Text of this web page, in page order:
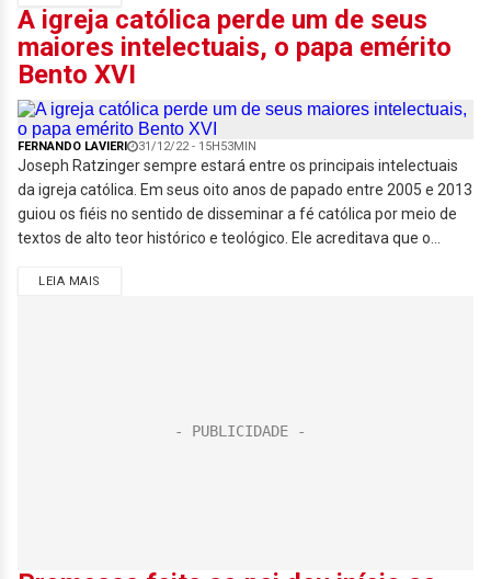
A igreja católica perde um de seus
maiores intelectuais, o papa emérito
Bento XVI
FERNANDO LAVIERI 31/12/22 - 15H53MIN
Joseph Ratzinger sempre estará entre os principais intelectuais
da igreja católica. Em seus oito anos de papado entre 2005 e 2013
guiou os fiéis no sentido de disseminar a fé católica por meio de
textos de alto teor histórico e teológico. Ele acreditava que o...
LEIA MAIS